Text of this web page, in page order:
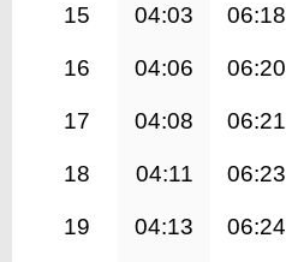
15 04:03 06:18
16 04:06 06:20
17 04:08 06:21
18 04:11 06:23
19 04:13 06:24